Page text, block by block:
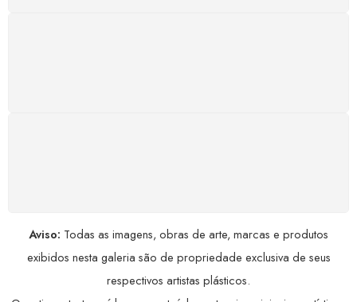
Aviso: Todas as imagens, obras de arte, marcas e produtos
exibidos nesta galeria são de propriedade exclusiva de seus
respectivos artistas plásticos.